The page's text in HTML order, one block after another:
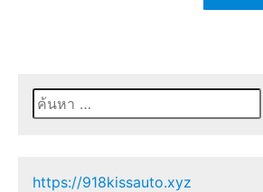
ค้นหา
สำหรับ:
https://918kissauto.xyz